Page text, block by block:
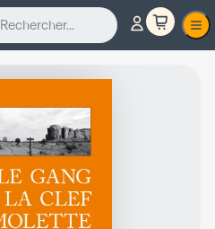
Rechercher...